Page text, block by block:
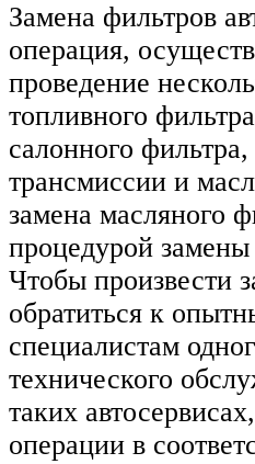
Замена фильтров
операция,
проведение
топливного
салонного
трансмиссии и
замена масляного
процедурой
Чтобы произвести
обратиться к
специалистам
технического
таких
операции в